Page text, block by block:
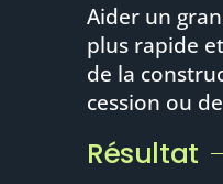
Aider un
plus rapide
de la
cession ou
Résultat